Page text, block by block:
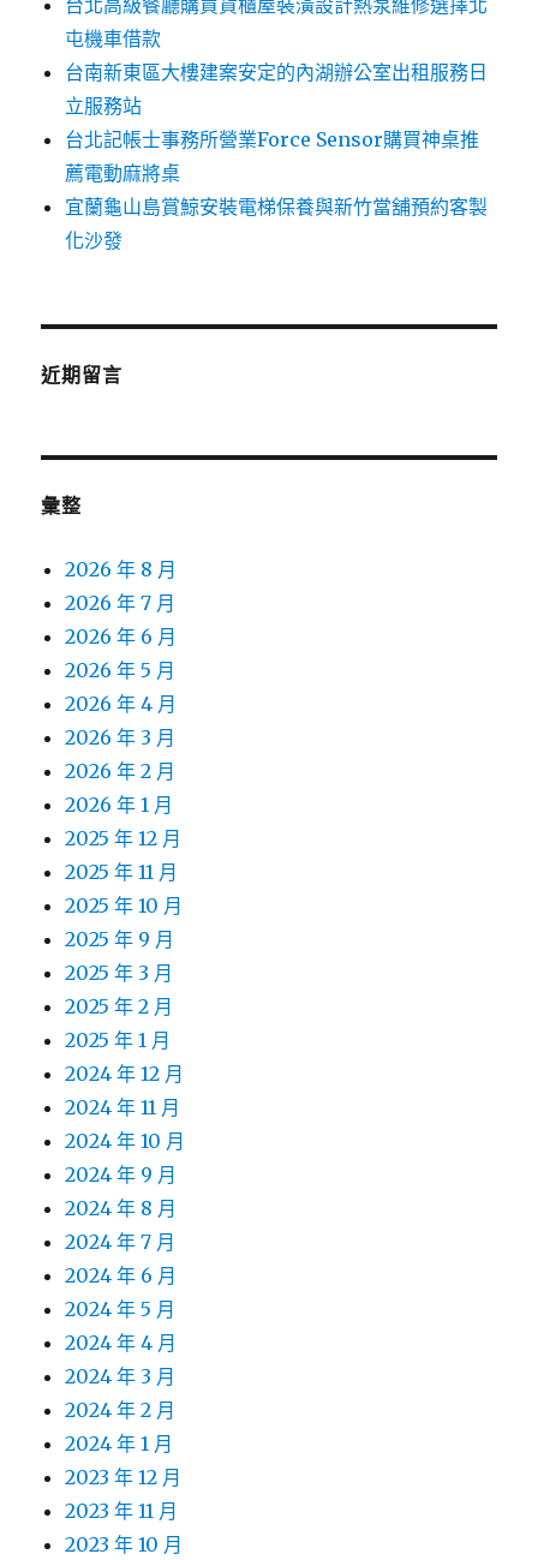
台北高級餐廳購買貨櫃屋裝潢設計熱泵維修選擇北
屯機車借款
台南新東區大樓建案安定的內湖辦公室出租服務日
立服務站
台北記帳士事務所營業Force Sensor購買神桌推
薦電動麻將桌
宜蘭龜山島賞鯨安裝電梯保養與新竹當舖預約客製
化沙發
近期留言
彙整
2026 年 8 月
2026 年 7 月
2026 年 6 月
2026 年 5 月
2026 年 4 月
2026 年 3 月
2026 年 2 月
2026 年 1 月
2025 年 12 月
2025 年 11 月
2025 年 10 月
2025 年 9 月
2025 年 3 月
2025 年 2 月
2025 年 1 月
2024 年 12 月
2024 年 11 月
2024 年 10 月
2024 年 9 月
2024 年 8 月
2024 年 7 月
2024 年 6 月
2024 年 5 月
2024 年 4 月
2024 年 3 月
2024 年 2 月
2024 年 1 月
2023 年 12 月
2023 年 11 月
2023 年 10 月